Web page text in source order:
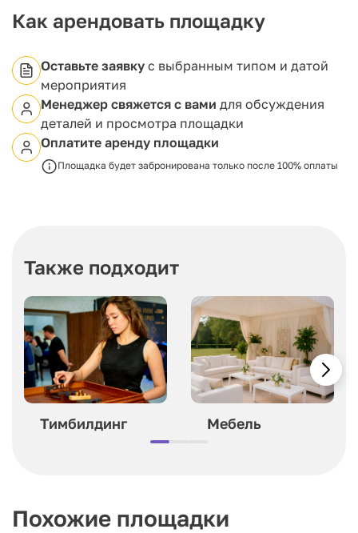
Как арендовать площадку
Оставьте заявку с выбранным типом и датой
мероприятия
Менеджер свяжется с вами для обсуждения
деталей и просмотра площадки
Оплатите аренду площадки
Площадка будет забронирована только после 100% оплаты
Также подходит
Тимбилдинг Мебель
Похожие площадки